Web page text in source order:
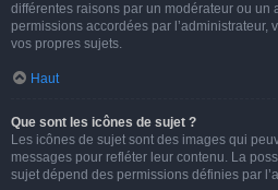
différentes raisons par un modérateur ou un
permissions accordées par l’administrateur,
vos propres sujets.
Haut
Que sont les icônes de sujet ?
Les icônes de sujet sont des images qui
messages pour refléter leur contenu. La
sujet dépend des permissions définies par